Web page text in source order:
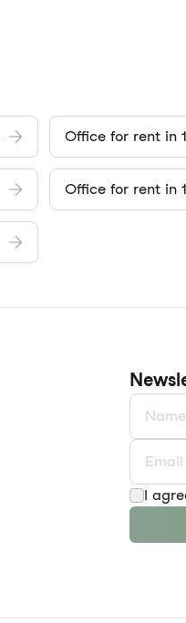
Office for rent in
Office for rent in
I